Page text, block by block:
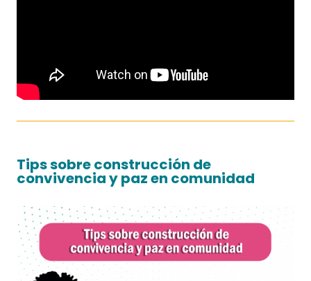
Tips sobre construcción de
convivencia y paz en comunidad